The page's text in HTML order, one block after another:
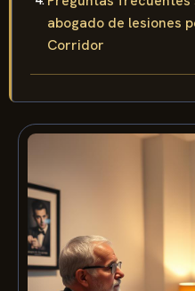
abogado de lesiones
Corridor